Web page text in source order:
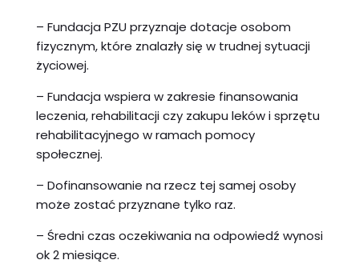
– Fundacja PZU przyznaje dotacje osobom
fizycznym, które znalazły się w trudnej sytuacji
życiowej.
– Fundacja wspiera w zakresie finansowania
leczenia, rehabilitacji czy zakupu leków i sprzętu
rehabilitacyjnego w ramach pomocy
społecznej.
– Dofinansowanie na rzecz tej samej osoby
może zostać przyznane tylko raz.
– Średni czas oczekiwania na odpowiedź wynosi
ok 2 miesiące.